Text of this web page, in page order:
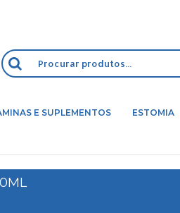
E SUPLEMENTOS ESTOMIA